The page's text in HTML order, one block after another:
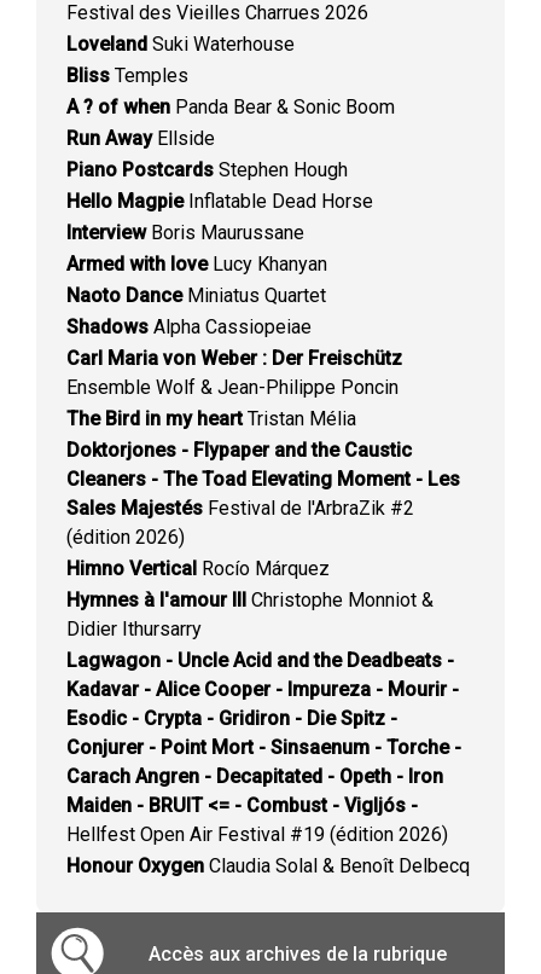
Festival des Vieilles Charrues 2026
Loveland Suki Waterhouse
Bliss Temples
A ? of when Panda Bear & Sonic Boom
Run AwayEllside
Piano Postcards Stephen Hough
Hello MagpieInflatable Dead Horse
InterviewBoris Maurussane
Armed with loveLucy Khanyan
Naoto DanceMiniatus Quartet
Shadows Alpha Cassiopeiae
Carl Maria von Weber : Der Freischütz
Ensemble Wolf & Jean-Philippe Poncin
The Bird in my heartTristan Mélia
Doktorjones - Flypaper and the Caustic
Cleaners - The Toad Elevating Moment - Les
Sales Majestés Festival de l'ArbraZik #2
(édition 2026)
Himno Vertical Rocío Márquez
Hymnes à l'amour III Christophe Monniot &
Didier Ithursarry
Lagwagon - Uncle Acid and the Deadbeats -
Kadavar - Alice Cooper - Impureza - Mourir -
Esodic - Crypta - Gridiron - Die Spitz -
Conjurer - Point Mort - Sinsaenum - Torche -
Carach Angren - Decapitated - Opeth - Iron
Maiden - BRUIT <= - Combust - Vigljós -
Hellfest Open Air Festival #19 (édition 2026)
Honour Oxygen Claudia Solal & Benoît Delbecq
Accès aux archives de la rubrique